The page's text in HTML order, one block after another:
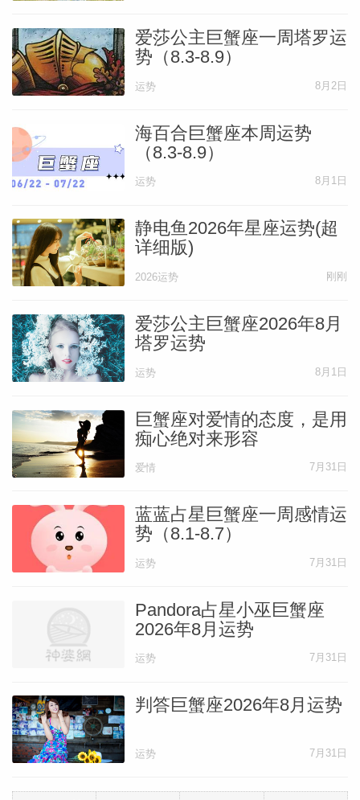
爱莎公主巨蟹座一周塔罗运
势（8.3-8.9）
运势 8月2日
海百合巨蟹座本周运势
（8.3-8.9）
运势 8月1日
静电鱼2026年星座运势(超
详细版)
2026运势 刚刚
爱莎公主巨蟹座2026年8月
塔罗运势
运势 8月1日
巨蟹座对爱情的态度，是用
痴心绝对来形容
爱情 7月31日
蓝蓝占星巨蟹座一周感情运
势（8.1-8.7）
运势 7月31日
Pandora占星小巫巨蟹座
2026年8月运势
运势 7月31日
判答巨蟹座2026年8月运势
运势 7月31日